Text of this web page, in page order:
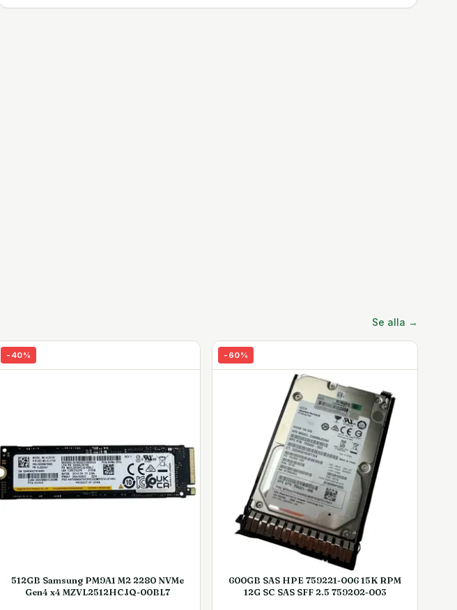
Se alla →
- 40%
512GB Samsung PM9A1 M2 2280 NVMe
Gen4 x4 MZVL2512HCJQ-00BL7
- 60%
600GB SAS HPE 759221-006 15K RPM
12G SC SAS SFF 2.5 759202-003